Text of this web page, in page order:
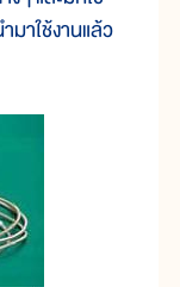
มาใช้งานแล้ว